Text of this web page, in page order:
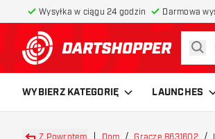
Wysyłka w ciągu 24 godzin Darmowa
powrót do strony
WYBIERZ KATEGORIĘ LAUNCHES
Z Powrotem Dom Gracze 8631602